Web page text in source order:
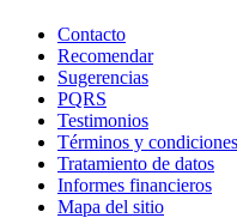
Contacto
Recomendar
Sugerencias
PQRS
Testimonios
Términos y condiciones
Tratamiento de datos
Informes financieros
Mapa del sitio